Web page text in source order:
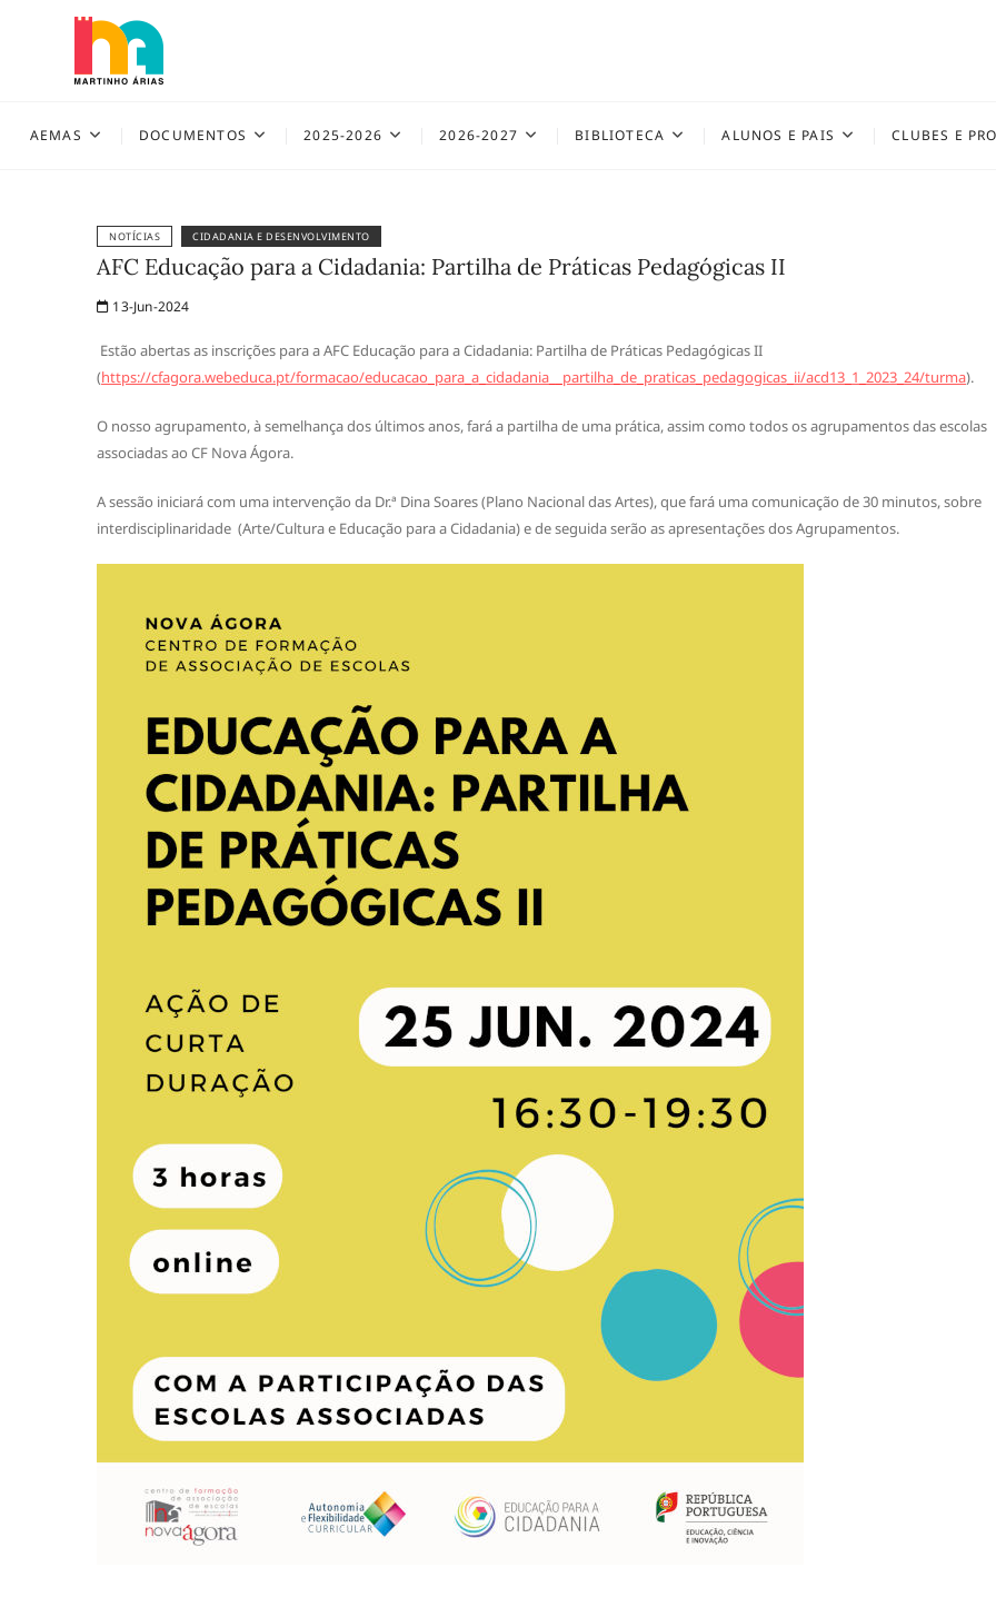
AEMAS DOCUMENTOS 2025-2026 2026-2027 BIBLIOTECA ALUNOS E PAIS CLUBES E
NOTÍCIAS CIDADANIA E DESENVOLVIMENTO
AFC Educação para a Cidadania: Partilha de Práticas Pedagógicas II
13-Jun-2024
Estão abertas as inscrições para a AFC Educação para a Cidadania: Partilha de Práticas Pedagógicas II
(https://cfagora.webeduca.pt/formacao/educacao_para_a_cidadania__partilha_de_praticas_pedagogicas_ii/acd13_1_2023_24/turma).
O nosso agrupamento, à semelhança dos últimos anos, fará a partilha de uma prática, assim como todos os agrupamentos das escolas
associadas ao CF Nova Ágora.
A sessão iniciará com uma intervenção da Dr.ª Dina Soares (Plano Nacional das Artes), que fará uma comunicação de 30 minutos, sobre
interdisciplinaridade (Arte/Cultura e Educação para a Cidadania) e de seguida serão as apresentações dos Agrupamentos.